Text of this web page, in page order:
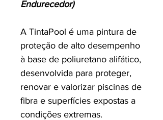
Endurecedor)
A TintaPool é uma pintura de
proteção de alto desempenho
à base de poliuretano alifático,
desenvolvida para proteger,
renovar e valorizar piscinas de
fibra e superfícies expostas a
condições extremas.